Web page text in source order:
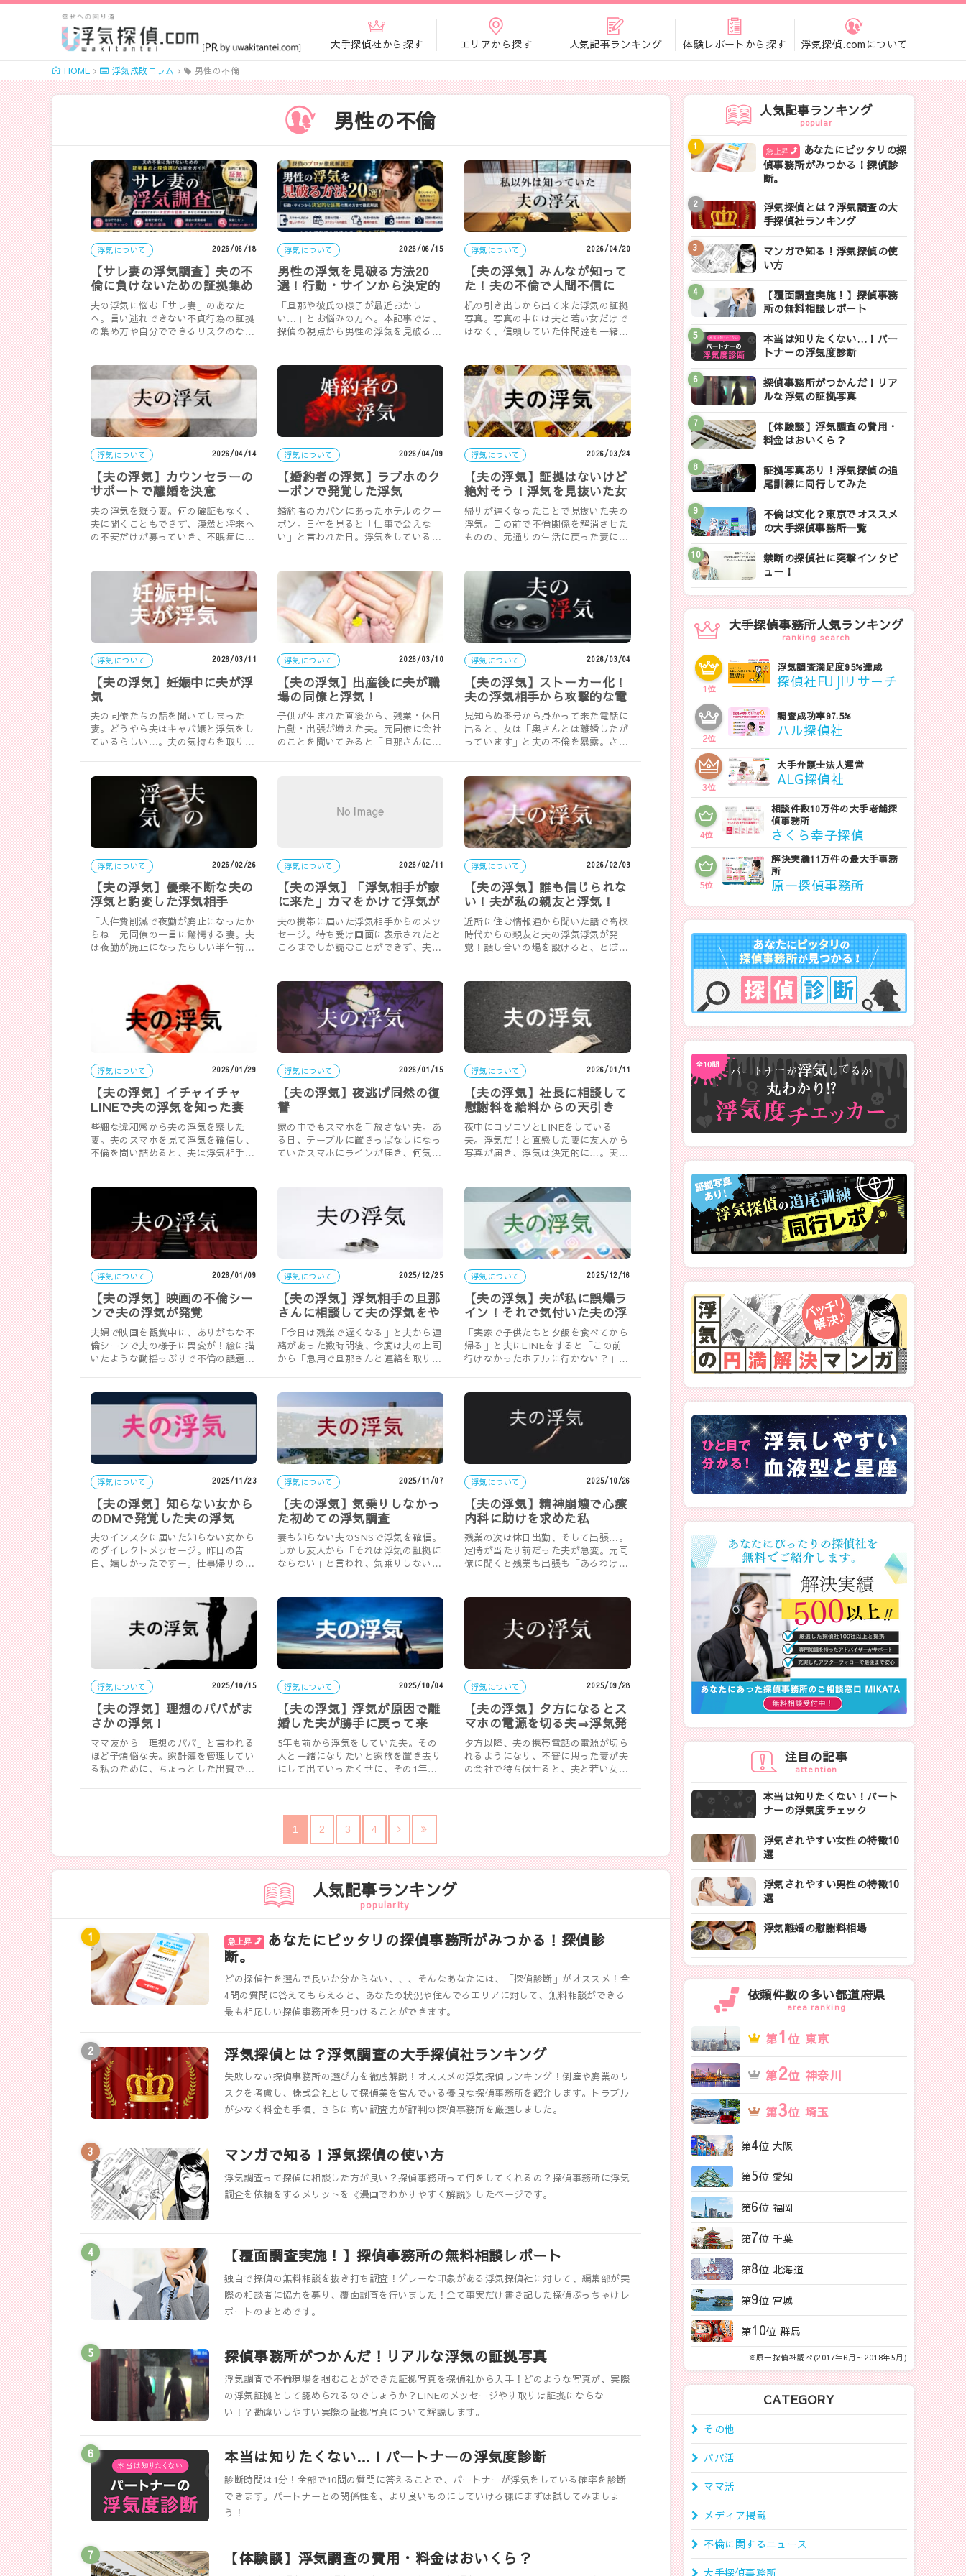
大手探偵社から探す エリアから探す 人気記事ランキング 体験レポートから探す 浮気探偵.comについて
HOME 浮気成敗コラム 男性の不倫
男性の不倫
浮気について 2026/06/18
【サレ妻の浮気調査】夫の不
倫に負けないための証拠集め
と探偵選びの完全ガイド
夫の浮気に悩む「サレ妻」のあなた
へ。言い逃れできない不貞行為の証拠
の集め方や自分でできるリスクのない
浮気について 2026/06/15
男性の浮気を見破る方法20
選！行動・サインから決定的
な証拠の集め方まで徹底解説
「旦那や彼氏の様子が最近おかし
い…」とお悩みの方へ。本記事では、
探偵の視点から男性の浮気を見破る方
浮気について 2026/04/20
【夫の浮気】みんなが知って
た！夫の不倫で人間不信に
机の引き出しから出て来た浮気の証拠
写真。写真の中には夫と若い女だけで
はなく、信頼していた仲間達も一緒に
浮気について 2026/04/14
【夫の浮気】カウンセラーの
サポートで離婚を決意
夫の浮気を疑う妻。何の確証もなく、
夫に聞くこともできず、漠然と将来へ
の不安だけが募っていき、不眠症に。
浮気について 2026/04/09
【婚約者の浮気】ラブホのク
ーポンで発覚した浮気
婚約者のカバンにあったホテルのクー
ポン。日付を見ると「仕事で会えな
い」と言われた日。浮気をしているの
浮気について 2026/03/24
【夫の浮気】証拠はないけど
絶対そう！浮気を見抜いた女
の勘
帰りが遅くなったことで見抜いた夫の
浮気。目の前で不倫関係を解消させた
ものの、元通りの生活に戻った妻には
浮気について 2026/03/11
【夫の浮気】妊娠中に夫が浮
気
夫の同僚たちの話を聞いてしまった
妻。どうやら夫はキャバ嬢と浮気をし
ているらしい…。夫の気持ちを取り戻
浮気について 2026/03/10
【夫の浮気】出産後に夫が職
場の同僚と浮気！
子供が生まれた直後から、残業・休日
出勤・出張が増えた夫。元同僚に会社
のことを聞いてみると「旦那さんには
浮気について 2026/03/04
【夫の浮気】ストーカー化！
夫の浮気相手から攻撃的な電
話
見知らぬ番号から掛かって来た電話に
出ると、女は「奥さんとは離婚したが
っています」と夫の不倫を暴露。さら
浮気について 2026/02/26
【夫の浮気】優柔不断な夫の
浮気と豹変した浮気相手
「人件費削減で夜勤が廃止になったか
らね」元同僚の一言に驚愕する妻。夫
は夜勤が廃止になったらしい半年前以
浮気について 2026/02/11
【夫の浮気】「浮気相手が家
に来た」カマをかけて浮気が
発覚
夫の携帯に届いた浮気相手からのメッ
セージ。待ち受け画面に表示されたと
ころまでしか読むことができず、夫へ
浮気について 2026/02/03
【夫の浮気】誰も信じられな
い！夫が私の親友と浮気！
近所に住む情報通から聞いた話で高校
時代からの親友と夫の浮気浮気が発
覚！話し合いの場を設けると、とぼけ
浮気について 2026/01/29
【夫の浮気】イチャイチャ
LINEで夫の浮気を知った妻
些細な違和感から夫の浮気を察した
妻。夫のスマホを見て浮気を確信し、
不倫を問い詰めると、夫は浮気相手を
浮気について 2026/01/15
【夫の浮気】夜逃げ同然の復
讐
家の中でもスマホを手放さない夫。あ
る日、テーブルに置きっぱなしになっ
ていたスマホにラインが届き、何気な
浮気について 2026/01/11
【夫の浮気】社長に相談して
慰謝料を給料からの天引き
に！
夜中にコソコソとLINEをしている
夫。浮気だ！と直感した妻に友人から
写真が届き、浮気は決定的に…。実
浮気について 2026/01/09
【夫の浮気】映画の不倫シー
ンで夫の浮気が発覚
夫婦で映画を観賞中に、ありがちな不
倫シーンで夫の様子に異変が！絵に描
いたような動揺っぷりで不倫の話題を
浮気について 2025/12/25
【夫の浮気】浮気相手の旦那
さんに相談して夫の浮気をや
めさせました
「今日は残業で遅くなる」と夫から連
絡があった数時間後、今度は夫の上司
から「急用で旦那さんと連絡を取りた
浮気について 2025/12/16
【夫の浮気】夫が私に誤爆ラ
イン！それで気付いた夫の浮
気
「実家で子供たちと夕飯を食べてから
帰る」と夫にLINEをすると「この前
行けなかったホテルに行かない？」と
浮気について 2025/11/23
【夫の浮気】知らない女から
のDMで発覚した夫の浮気
夫のインスタに届いた知らない女から
のダイレクトメッセージ。昨日の告
白、嬉しかったですー。仕事帰りの夫
浮気について 2025/11/07
【夫の浮気】気乗りしなかっ
た初めての浮気調査
妻も知らない夫のSNSで浮気を確信。
しかし友人から「それは浮気の証拠に
ならない」と言われ、気乗りしないな
浮気について 2025/10/26
【夫の浮気】精神崩壊で心療
内科に助けを求めた私
残業の次は休日出勤、そして出張…。
定時が当たり前だった夫が急変。元同
僚に聞くと残業も出張も「あるわけな
浮気について 2025/10/15
【夫の浮気】理想のパパがま
さかの浮気！
ママ友から「理想のパパ」と言われる
ほど子煩悩な夫。家計簿を管理してい
る私のために、ちょっとした出費でも
浮気について 2025/10/04
【夫の浮気】浮気が原因で離
婚した夫が勝手に戻って来
た！
5年も前から浮気をしていた夫。その
人と一緒になりたいと家族を置き去り
にして出ていったくせに、その1年後
浮気について 2025/09/28
【夫の浮気】夕方になるとス
マホの電源を切る夫⇒浮気発
覚！
夕方以降、夫の携帯電話の電源が切ら
れるようになり、不審に思った妻が夫
の会社で待ち伏せると、夫と若い女が
1 2 3 4
人気記事ランキング
popularity
急上昇
あなたにピッタリの探偵事務所がみつかる！探偵診
断。
どの探偵社を選んで良いか分からない、、、そんなあなたには、「探偵診断」がオススメ！全
4問の質問に答えてもらえると、あなたの状況や住んでるエリアに対して、無料相談ができる
最も相応しい探偵事務所を見つけることができます。
浮気探偵とは？浮気調査の大手探偵社ランキング
失敗しない探偵事務所の選び方を徹底解説！オススメの浮気探偵ランキング！倒産や廃業のリ
スクを考慮し、株式会社として探偵業を営んでいる優良な探偵事務所を紹介します。トラブル
が少なく料金も手頃、さらに高い調査力が評判の探偵事務所を厳選しました。
マンガで知る！浮気探偵の使い方
浮気調査って探偵に相談した方が良い？探偵事務所って何をしてくれるの？探偵事務所に浮気
調査を依頼をするメリットを《漫画でわかりやすく解説》したページです。
【覆面調査実施！】探偵事務所の無料相談レポート
独自で探偵の無料相談を抜き打ち調査！グレーな印象がある浮気探偵社に対して、編集部が実
際の相談者に協力を募り、覆面調査を行いました！全て事実だけ書き記した探偵ぶっちゃけレ
ポートのまとめです。
探偵事務所がつかんだ！リアルな浮気の証拠写真
浮気調査で不倫現場を掴むことができた証拠写真を探偵社から入手！どのような写真が、実際
の浮気証拠として認められるのでしょうか？LINEのメッセージやり取りは証拠にならな
い！？勘違いしやすい実際の証拠写真について解説します。
本当は知りたくない…！パートナーの浮気度診断
診断時間は1分！全部で10問の質問に答えることで、パートナーが浮気をしている確率を診断
できます。パートナーとの関係性を、より良いものにしていける様にまずは試してみましょ
う！
【体験談】浮気調査の費用・料金はおいくら？
人気記事ランキング
popular
急上昇
あなたにピッタリの探
偵事務所がみつかる！探偵診
断。
浮気探偵とは？浮気調査の大
手探偵社ランキング
マンガで知る！浮気探偵の使
い方
【覆面調査実施！】探偵事務
所の無料相談レポート
本当は知りたくない…！パー
トナーの浮気度診断
探偵事務所がつかんだ！リア
ルな浮気の証拠写真
【体験談】浮気調査の費用・
料金はおいくら？
証拠写真あり！浮気探偵の追
尾訓練に同行してみた
不倫は文化？東京でオススメ
の大手探偵事務所一覧
禁断の探偵社に突撃インタビ
ュー！
大手探偵事務所人気ランキング
ranking search
1位
浮気調査満足度95%達成
探偵社FUJIリサーチ
2位
調査成功率97.5%
ハル探偵社
3位
大手弁護士法人運営
ALG探偵社
4位
相談件数10万件の大手老舗探
偵事務所
さくら幸子探偵
5位
解決実績11万件の最大手事務
所
原一探偵事務所
注目の記事
attention
本当は知りたくない！パート
ナーの浮気度チェック
浮気されやすい女性の特徴10
選
浮気されやすい男性の特徴10
選
浮気離婚の慰謝料相場
依頼件数の多い都道府県
area ranking
第1位 東京
第2位 神奈川
第3位 埼玉
第4位 大阪
第5位 愛知
第6位 福岡
第7位 千葉
第8位 北海道
第9位 宮城
第10位 群馬
※原一探偵社調べ(2017年6月～2018年5月)
CATEGORY
その他
パパ活
ママ活
メディア掲載
不倫に関するニュース
大手探偵事務所